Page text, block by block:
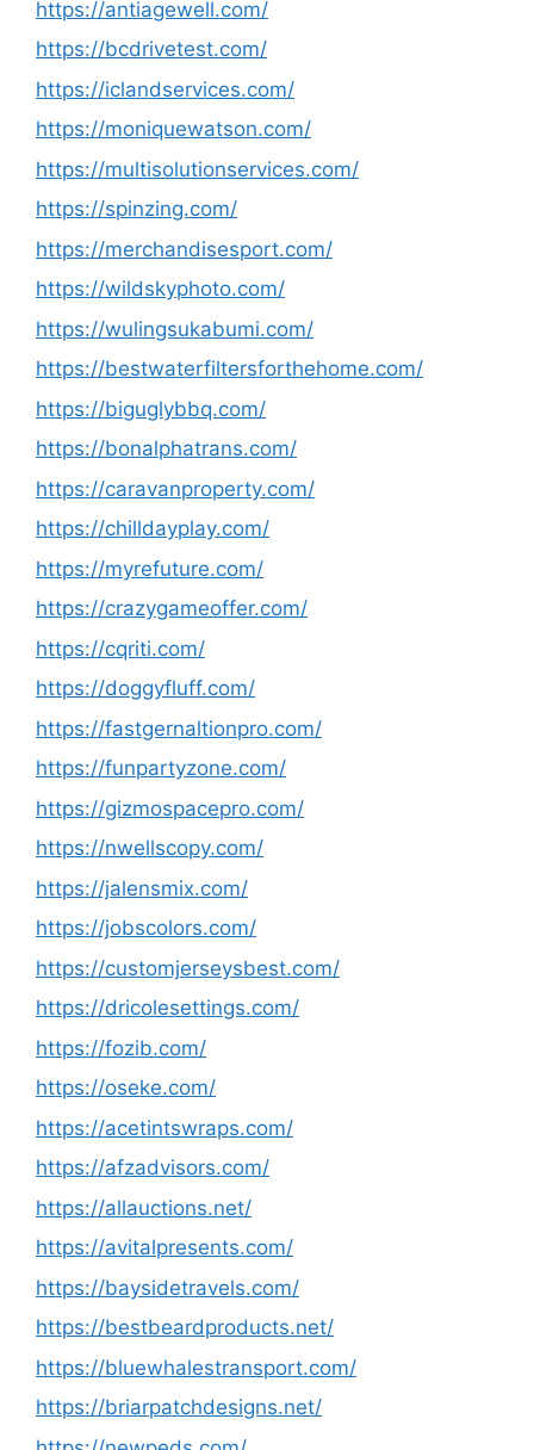
https://antiagewell.com/
https://bcdrivetest.com/
https://iclandservices.com/
https://moniquewatson.com/
https://multisolutionservices.com/
https://spinzing.com/
https://merchandisesport.com/
https://wildskyphoto.com/
https://wulingsukabumi.com/
https://bestwaterfiltersforthehome.com/
https://biguglybbq.com/
https://bonalphatrans.com/
https://caravanproperty.com/
https://chilldayplay.com/
https://myrefuture.com/
https://crazygameoffer.com/
https://cqriti.com/
https://doggyfluff.com/
https://fastgernaltionpro.com/
https://funpartyzone.com/
https://gizmospacepro.com/
https://nwellscopy.com/
https://jalensmix.com/
https://jobscolors.com/
https://customjerseysbest.com/
https://dricolesettings.com/
https://fozib.com/
https://oseke.com/
https://acetintswraps.com/
https://afzadvisors.com/
https://allauctions.net/
https://avitalpresents.com/
https://baysidetravels.com/
https://bestbeardproducts.net/
https://bluewhalestransport.com/
https://briarpatchdesigns.net/